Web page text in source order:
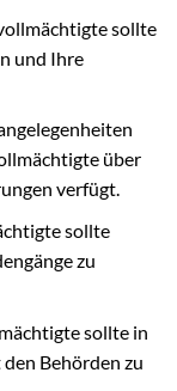
sollte
und Ihre
über
verfügt.
sollte
zu
sollte in
Behörden zu